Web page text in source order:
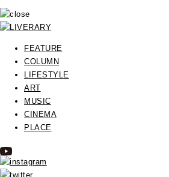
FEATURE
COLUMN
LIFESTYLE
ART
MUSIC
CINEMA
PLACE